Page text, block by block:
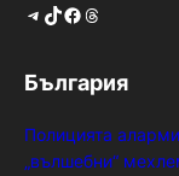
Telegram TikTok Facebook Threads
България
Полицията
„вълшебни“